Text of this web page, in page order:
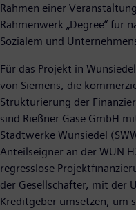
Rahmen einer
Rahmenwerk „Degree“ für
Sozialem und
Für das Projekt in
von Siemens, die
Strukturierung der
sind Rießner Gase GmbH
Stadtwerke Wunsiedel
Anteilseigner an der WUN
regresslose
der Gesellschafter, mit der
Kreditgeber umsetzen, um